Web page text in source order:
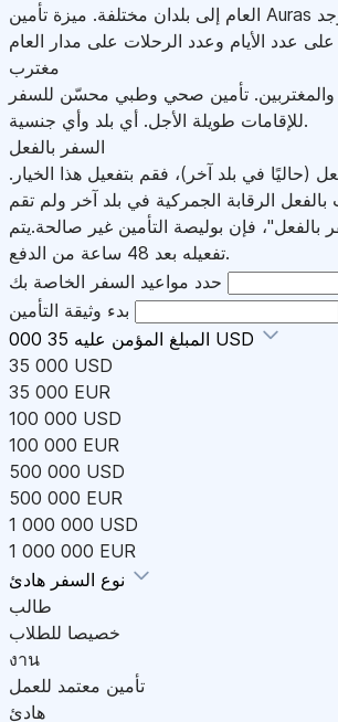
العام إلى بلدان مختلفة. ميزة تأمين Auras السنوي هي أنه لا يوجد
مغترب
والمغتربين. تأمين صحي وطبي محسّن للسفر
للإقامات طويلة الأجل. أي بلد وأي جنسية.
السفر بالفعل
(حاليًا في بلد آخر)، فقم بتفعيل هذا الخيار.
الرقابة الجمركية في بلد آخر ولم تقم
بالفعل"، فإن بوليصة التأمين غير صالحة.يتم
تفعيله بعد 48 ساعة من الدفع.
حدد مواعيد السفر الخاصة بك
بدء وثيقة التأمين
المبلغ المؤمن عليه 35 000 USD
35 000 USD
35 000 EUR
100 000 USD
100 000 EUR
500 000 USD
500 000 EUR
1 000 000 USD
1 000 000 EUR
نوع السفر
طالب
خصيصا للطلاب
งาน
تأمين معتمد للعمل
هادئ